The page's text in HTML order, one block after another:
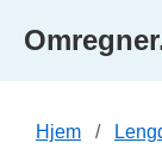
Hjem